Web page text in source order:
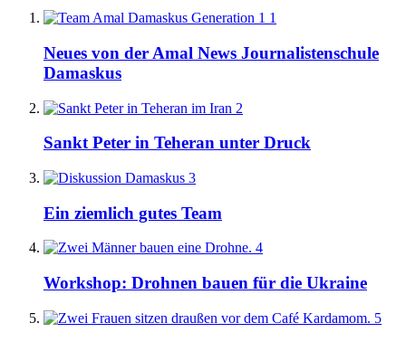
1
Neues von der Amal News Journalistenschule
Damaskus
2
Sankt Peter in Teheran unter Druck
3
Ein ziemlich gutes Team
4
Workshop: Drohnen bauen für die Ukraine
5